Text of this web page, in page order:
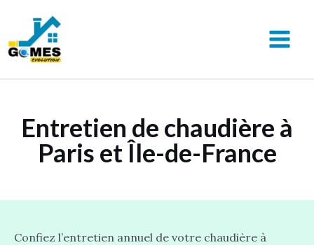
contenu
MAIN
Entretien de chaudière à
Paris et Île-de-France
Confiez l’entretien annuel de votre chaudière à